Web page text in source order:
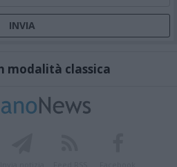
modalità classica